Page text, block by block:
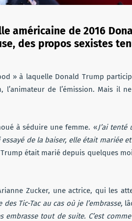
américaine de 2016
des propos sexistes
» à laquelle Donald Trump
l’animateur de l’émission. Mais il
à séduire une femme. «J’ai tenté
de la baiser, elle était mariée et
était marié depuis quelques
Zucker, une actrice, qui les
Tic-Tac au cas où je l’embrasse,
tout de suite. C’est